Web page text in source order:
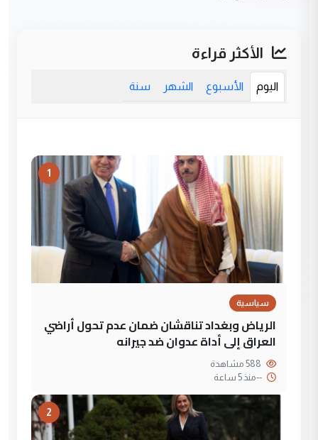
الأكثر قراءة
اليوم الأسبوع الشهر سنة
1
سياسية
الرياض وبغداد تناقشان ضمان عدم تحول أراضي
العراق إلى أداة عدوان ضد جيرانه
--منذ 5 ساعة
2